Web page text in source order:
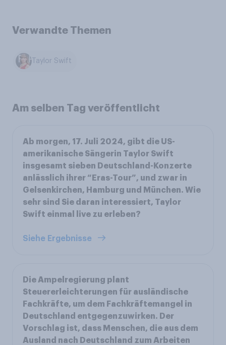
Verwandte Themen
Taylor Swift
Am selben Tag veröffentlicht
Ab morgen, 17. Juli 2024, gibt die US-
amerikanische Sängerin Taylor Swift
insgesamt sieben Deutschland-Konzerte
anlässlich ihrer “Eras-Tour”, und zwar in
Gelsenkirchen, Hamburg und München. Wie
sehr sind Sie daran interessiert, Taylor
Swift einmal live zu erleben?
Siehe Ergebnisse
Die Ampelregierung plant
Steuererleichterungen für ausländische
Fachkräfte, um dem Fachkräftemangel in
Deutschland entgegenzuwirken. Der
Vorschlag ist, dass Menschen, die aus dem
Ausland nach Deutschland zum Arbeiten